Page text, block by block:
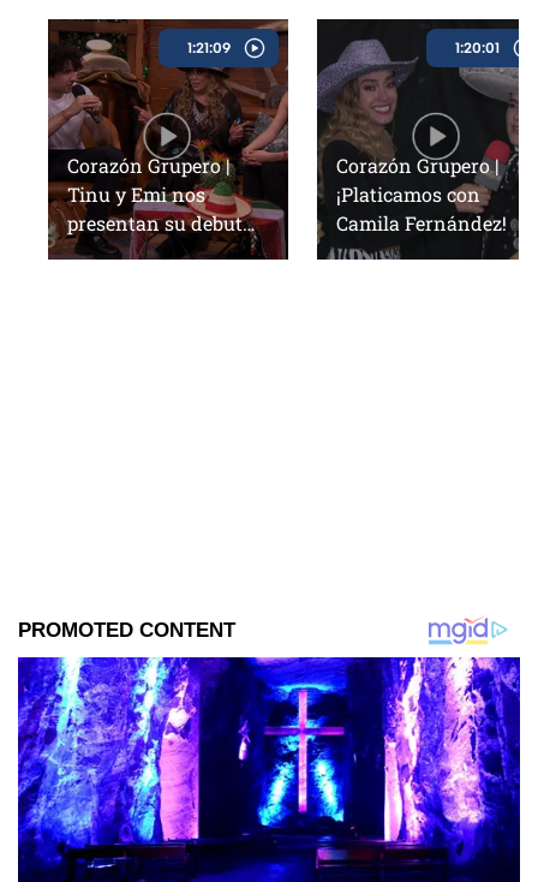
1:21:09
Corazón Grupero |
Tinu y Emi nos
presentan su debut
musical
1:20:01
Corazón Grupero |
¡Platicamos con
Camila Fernández!